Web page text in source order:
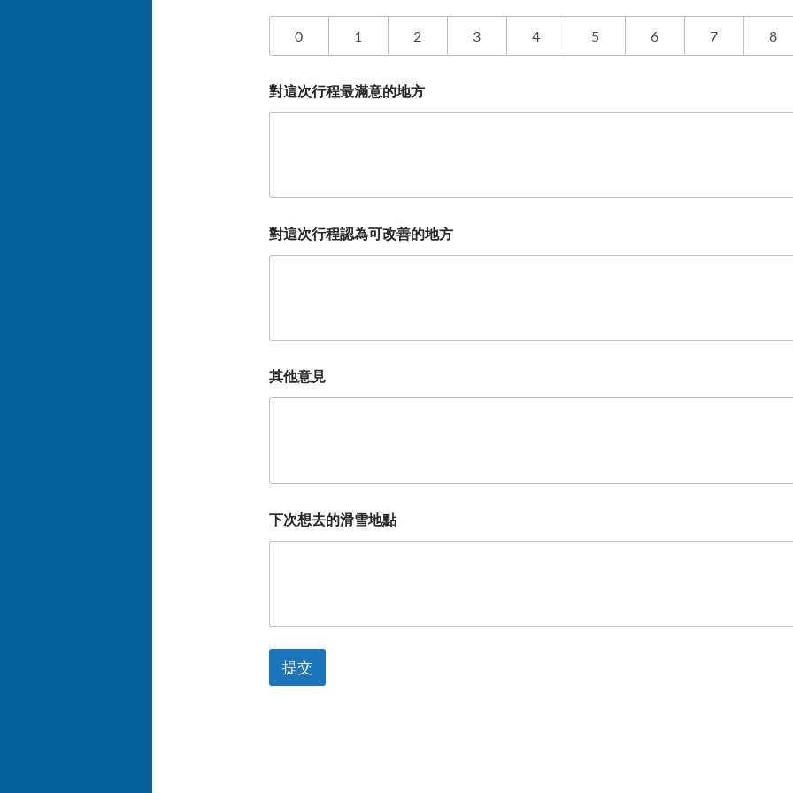
0 1 2 3 4 5 6 7 8
對這次行程最滿意的地方
對這次行程認為可改善的地方
其他意見
下次想去的滑雪地點
提交